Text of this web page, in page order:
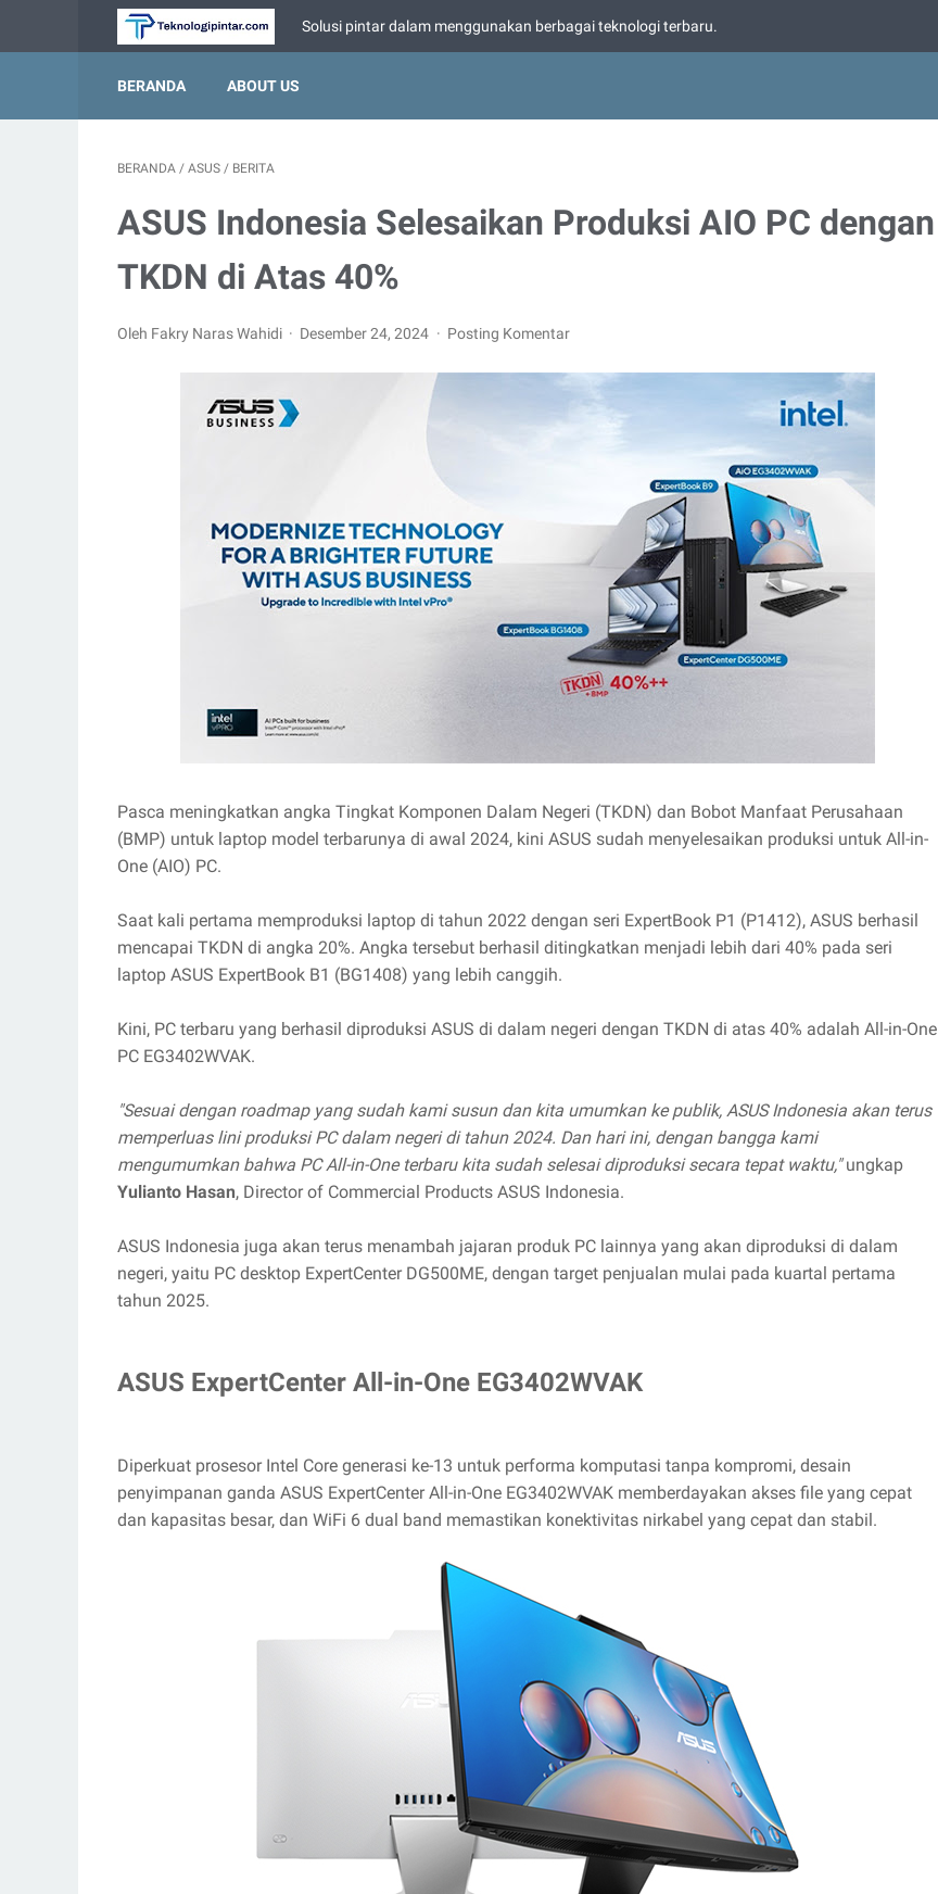
Solusi pintar dalam menggunakan berbagai teknologi terbaru.
BERANDA ABOUT US
BERANDA / ASUS / BERITA
ASUS Indonesia Selesaikan Produksi AIO PC dengan
TKDN di Atas 40%
Oleh Fakry Naras Wahidi Desember 24, 2024 Posting Komentar
Pasca meningkatkan angka Tingkat Komponen Dalam Negeri (TKDN) dan Bobot Manfaat Perusahaan
(BMP) untuk laptop model terbarunya di awal 2024, kini ASUS sudah menyelesaikan produksi untuk All-in-
One (AIO) PC.
Saat kali pertama memproduksi laptop di tahun 2022 dengan seri ExpertBook P1 (P1412), ASUS berhasil
mencapai TKDN di angka 20%. Angka tersebut berhasil ditingkatkan menjadi lebih dari 40% pada seri
laptop ASUS ExpertBook B1 (BG1408) yang lebih canggih.
Kini, PC terbaru yang berhasil diproduksi ASUS di dalam negeri dengan TKDN di atas 40% adalah All-in-One
PC EG3402WVAK.
"Sesuai dengan roadmap yang sudah kami susun dan kita umumkan ke publik, ASUS Indonesia akan terus
memperluas lini produksi PC dalam negeri di tahun 2024. Dan hari ini, dengan bangga kami
mengumumkan bahwa PC All-in-One terbaru kita sudah selesai diproduksi secara tepat waktu,"ungkap
Yulianto Hasan, Director of Commercial Products ASUS Indonesia.
ASUS Indonesia juga akan terus menambah jajaran produk PC lainnya yang akan diproduksi di dalam
negeri, yaitu PC desktop ExpertCenter DG500ME, dengan target penjualan mulai pada kuartal pertama
tahun 2025.
ASUS ExpertCenter All-in-One EG3402WVAK
Diperkuat prosesor Intel Core generasi ke-13 untuk performa komputasi tanpa kompromi, desain
penyimpanan ganda ASUS ExpertCenter All-in-One EG3402WVAK memberdayakan akses file yang cepat
dan kapasitas besar, dan WiFi 6 dual band memastikan konektivitas nirkabel yang cepat dan stabil.